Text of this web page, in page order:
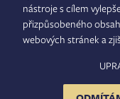
nástroje s cílem
přizpůsobeného
webových stránek a
IČO: 00 44 51 34
DIČ: CZ 00 44 51 34
Číslo účtu: 1006010044/
FOOTER
TISKOVÝ MLUVČÍ